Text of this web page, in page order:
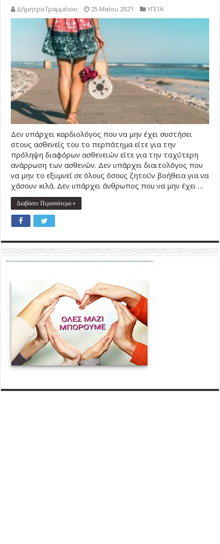
Δήμητρα Γραμμένου 25 Μαΐου 2021 ΥΓΕΙΑ
Δεν υπάρχει καρδιολόγος που να μην έχει συστήσει
στους ασθενείς του το περπάτημα είτε για την
πρόληψη διαφόρων ασθενειών είτε για την ταχύτερη
ανάρρωση των ασθενών. Δεν υπάρχει διαιτολόγος που
να μην το εξυμνεί σε όλους όσους ζητούν βοήθεια για να
χάσουν κιλά. Δεν υπάρχει άνθρωπος που να μην έχει …
Διαβάστε Περισσότερα »